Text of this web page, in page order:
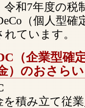
令和7年度の税
（個人型確
れています。
（企業型確
）のおさらい
を積み立て従